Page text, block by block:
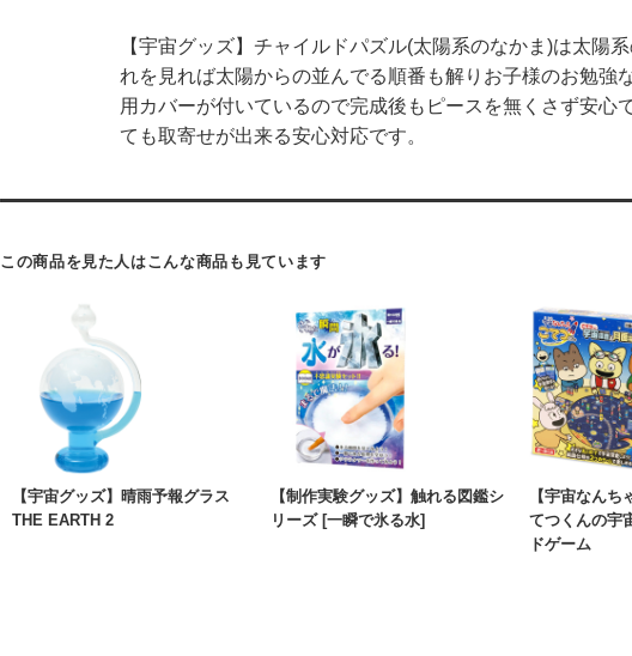
【宇宙グッズ】チャイルドパズル(太陽系のなかま)は太陽
れを見れば太陽からの並んでる順番も解りお子様のお勉強
用カバーが付いているので完成後もピースを無くさず安心
ても取寄せが出来る安心対応です。
この商品を見た人はこんな商品も見ています
【宇宙グッズ】晴雨予報グラス
THE EARTH 2
【制作実験グッズ】触れる図鑑シ
リーズ [一瞬で氷る水]
【宇宙なんち
てつくんの宇
ドゲーム